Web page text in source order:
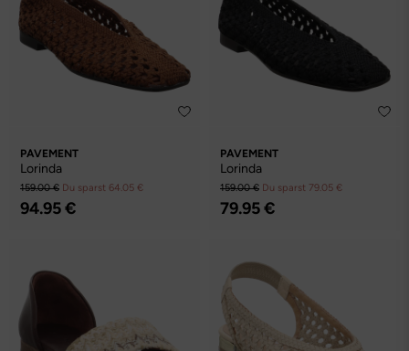
PAVEMENT
Lorinda
159.00 € Du sparst 64.05 €
94.95 €
PAVEMENT
Lorinda
159.00 € Du sparst 79.05 €
79.95 €